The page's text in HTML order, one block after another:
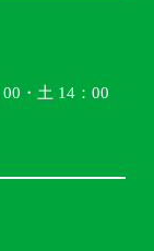
・土 14：00